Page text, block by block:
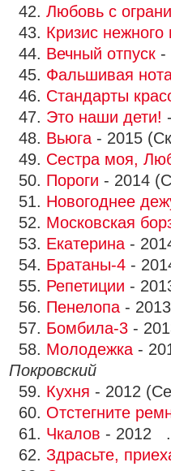
42. Любовь с
43. Кризис нежного
44. Вечный отпуск -
45. Фальшивая
46. Стандарты
47. Это наши дети!
48. Вьюга - 2015
49. Сестра моя,
50. Пороги - 2014
51. Новогоднее
52. Московская
53. Екатерина -
54. Братаны-4 -
55. Репетиции -
56. Пенелопа -
57. Бомбила-3 -
58. Молодежка -
Покровский
59. Кухня - 2012
60. Отстегните
61. Чкалов - 2012
62. Здрасьте,